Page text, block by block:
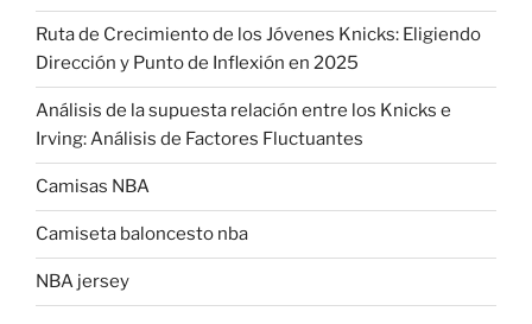
Ruta de Crecimiento de los Jóvenes Knicks: Eligiendo
Dirección y Punto de Inflexión en 2025
Análisis de la supuesta relación entre los Knicks e
Irving: Análisis de Factores Fluctuantes
Camisas NBA
Camiseta baloncesto nba
NBA jersey